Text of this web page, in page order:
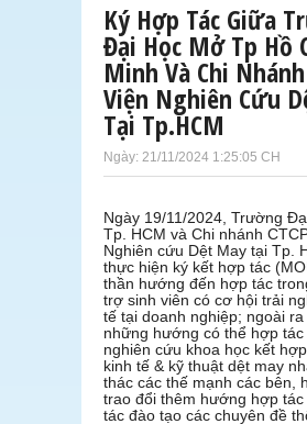
Ký Hợp Tác Giữa
Đại Học Mở Tp Hồ
Minh Và Chi Nhánh
Viện Nghiên Cứu
Tại Tp.HCM
Ngày: 21/11/2024 1:25:05 CH
Ngày 19/11/2024, Trường
Tp. HCM và Chi nhánh
Nghiên cứu Dệt May tại Tp.
thực hiện ký kết hợp tác
thần hướng đến hợp tác
trợ sinh viên có cơ hội trải
tế tại doanh nghiệp; ngoài
những hướng có thể hợp tác
nghiên cứu khoa học kết
kinh tế & kỹ thuật dệt may
thác các thế mạnh các bên,
trao đổi thêm hướng hợp tác
tác đào tạo các chuyên đề